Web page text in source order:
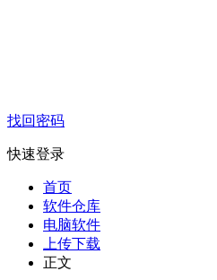
找回密码
快速登录
首页
软件仓库
电脑软件
上传下载
正文